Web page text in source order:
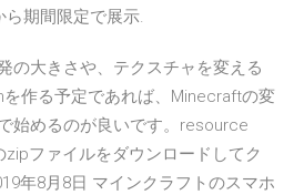
期間限定で展示.
の大きさや、テクスチャを変える
を作る予定であれば、Minecraftの変
始めるのが良いです。resource
ファイルをダウンロードしてク
年8月8日 マインクラフトのスマホ